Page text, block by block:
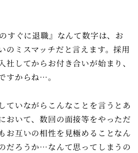
すぐに退職』なんて数字は、お
のミスマッチだと言えます。採用
社してからお付き合いが始まり、
すからね…。
ていながらこんなことを言うとあ
おいて、数回の面接等をやっただ
お互いの相性を見極めることなん
だろうか…なんて思ってしまうの